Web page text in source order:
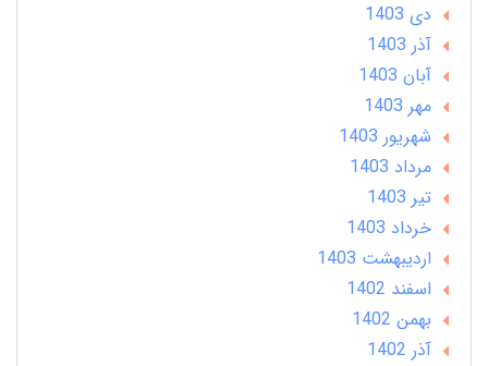
دی 1403
آذر 1403
آبان 1403
مهر 1403
شهریور 1403
مرداد 1403
تير 1403
خرداد 1403
ارديبهشت 1403
اسفند 1402
بهمن 1402
آذر 1402